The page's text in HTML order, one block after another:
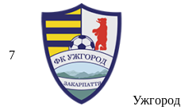
7
Ужгород